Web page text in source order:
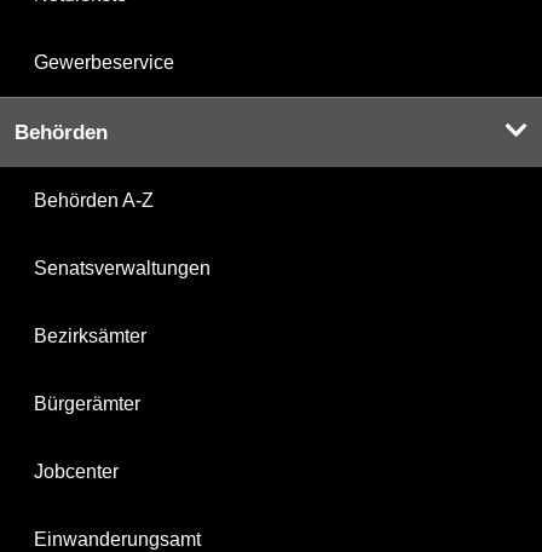
Gewerbeservice
Behörden
Behörden A-Z
Senatsverwaltungen
Bezirksämter
Bürgerämter
Jobcenter
Einwanderungsamt